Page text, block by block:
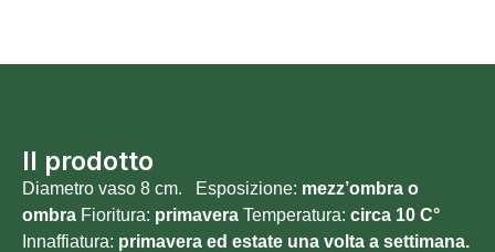
Il prodotto
Diametro vaso 8 cm. Esposizione: mezz’ombra o
ombra Fioritura: primavera Temperatura: circa 10 C°
Innaffiatura: primavera ed estate una volta a settimana.